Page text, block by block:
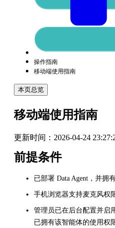
操作指南
移动端使用指南
本页总览
移动端使用指南
更新时间： 2026-04-24
前提条件
已部署 Data Agent，并拥
手机浏览器支持麦克风权
管理员已在后台配置并启
已拥有该智能体的使用权